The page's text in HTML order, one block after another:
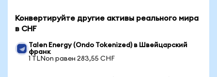
Конвертируйте другие активы реального мира
в CHF
Talen Energy (Ondo Tokenized) в Швейцарский
франк
1 TLNon равен 283,55 CHF